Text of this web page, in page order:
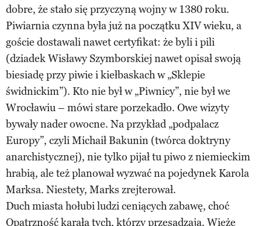
dobre, że stało się przyczyną wojny w 1380 roku.
Piwiarnia czynna była już na początku XIV wieku, a
goście dostawali nawet certyfikat: że byli i pili
(dziadek Wisławy Szymborskiej nawet opisał swoją
biesiadę przy piwie i kiełbaskach w „Sklepie
świdnickim”). Kto nie był w „Piwnicy”, nie był we
Wrocławiu – mówi stare porzekadło. Owe wizyty
bywały nader owocne. Na przykład „podpalacz
Europy”, czyli Michaił Bakunin (twórca doktryny
anarchistycznej), nie tylko pijał tu piwo z niemieckim
hrabią, ale też planował wyzwać na pojedynek Karola
Marksa. Niestety, Marks zrejterował.
Duch miasta hołubi ludzi ceniących zabawę, choć
Opatrzność karała tych, którzy przesadzają. Wieże